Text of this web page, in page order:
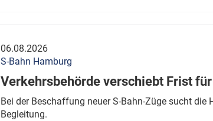
06.08.2026
S-Bahn Hamburg
Verkehrsbehörde verschiebt Frist
Bei der Beschaffung neuer S-Bahn-Züge sucht
Begleitung.